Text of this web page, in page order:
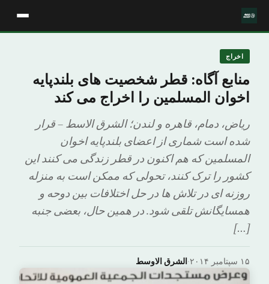
اخراج
منابع آگاه: قطر شخصیت های بلندپایه
اخوان المسلمین را اخراج می کند
ریاض، دمام، قاهره و لندن؛ الشرق الاسط – قرار
شده است شماری از اعضای بلندپایه اخوان
المسلمین که هم اکنون در قطر زندگی می کنند این
کشور را ترک کنند، تحولی که ممکن است به منزله
روزنه ای در تلاش ها در حل اختلافات بین دوحه و
همسایگانش تلقی شود. در همین حال، بعضی جنبه
[…]
الشرق الاوسط· ۱۵ سپتامبر ۲۰۱۴